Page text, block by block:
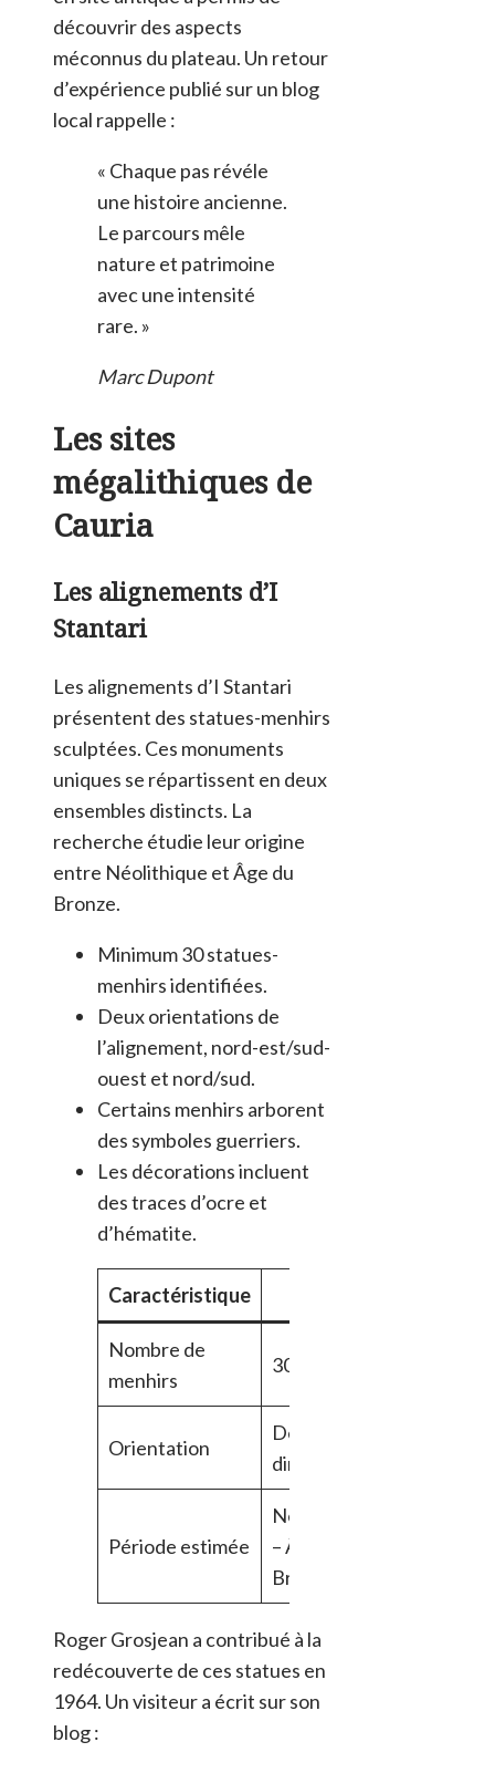
découvrir des aspects
méconnus du plateau. Un retour
d’expérience publié sur un blog
local rappelle :
« Chaque pas révéle
une histoire ancienne.
Le parcours mêle
nature et patrimoine
avec une intensité
rare. »
Marc Dupont
Les sites
mégalithiques de
Cauria
Les alignements d’I
Stantari
Les alignements d’I Stantari
présentent des statues-menhirs
sculptées. Ces monuments
uniques se répartissent en deux
ensembles distincts. La
recherche étudie leur origine
entre Néolithique et Âge du
Bronze.
Minimum 30 statues-
menhirs identifiées.
Deux orientations de
l’alignement, nord-est/sud-
ouest et nord/sud.
Certains menhirs arborent
des symboles guerriers.
Les décorations incluent
des traces d’ocre et
d’hématite.
Caractéristique
Nombre de
menhirs
30+
Orientation
Deux
directions
Période estimée
Néolithique
– Âge du
Bronze
Roger Grosjean a contribué à la
redécouverte de ces statues en
1964. Un visiteur a écrit sur son
blog :